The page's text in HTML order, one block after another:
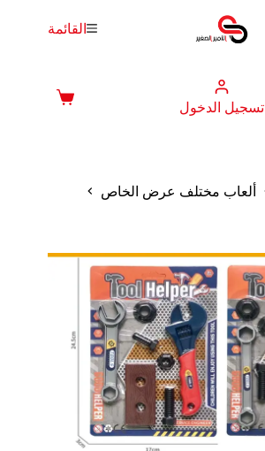
القائمة
تسجيل الدخول
عربة
ألعاب مختلف عرض الخاص